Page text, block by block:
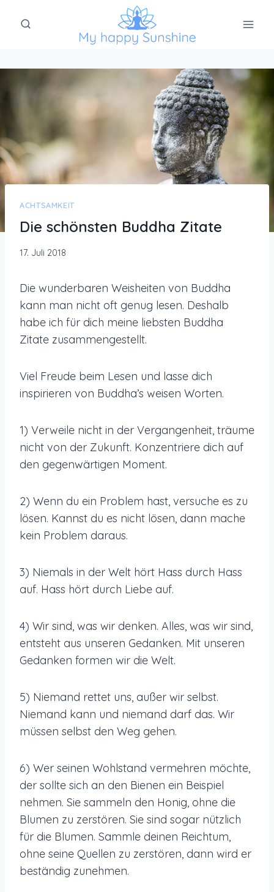
Inhalt
ACHTSAMKEIT
Die schönsten Buddha Zitate
17. Juli 2018
Die wunderbaren Weisheiten von Buddha
kann man nicht oft genug lesen. Deshalb
habe ich für dich meine liebsten Buddha
Zitate zusammengestellt.
Viel Freude beim Lesen und lasse dich
inspirieren von Buddha’s weisen Worten.
1) Verweile nicht in der Vergangenheit, träume
nicht von der Zukunft. Konzentriere dich auf
den gegenwärtigen Moment.
2) Wenn du ein Problem hast, versuche es zu
lösen. Kannst du es nicht lösen, dann mache
kein Problem daraus.
3) Niemals in der Welt hört Hass durch Hass
auf. Hass hört durch Liebe auf.
4) Wir sind, was wir denken. Alles, was wir sind,
entsteht aus unseren Gedanken. Mit unseren
Gedanken formen wir die Welt.
5) Niemand rettet uns, außer wir selbst.
Niemand kann und niemand darf das. Wir
müssen selbst den Weg gehen.
6) Wer seinen Wohlstand vermehren möchte,
der sollte sich an den Bienen ein Beispiel
nehmen. Sie sammeln den Honig, ohne die
Blumen zu zerstören. Sie sind sogar nützlich
für die Blumen. Sammle deinen Reichtum,
ohne seine Quellen zu zerstören, dann wird er
beständig zunehmen.